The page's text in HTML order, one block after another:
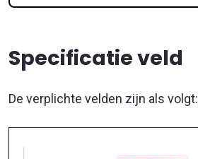
Specificatie veld
De verplichte velden zijn als volgt: